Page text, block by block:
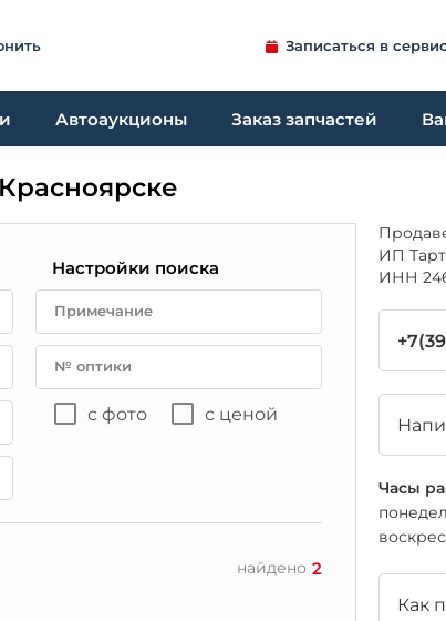
Записаться в сервис
Автоаукционы Заказ запчастей
Настройки поиска
Примечание
№ оптики
с фото с ценой
найдено 2
ИП
ИНН
Часы
Как